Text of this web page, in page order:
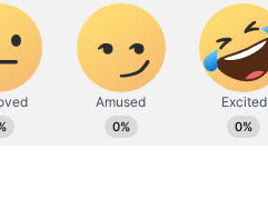
రైతుల సంక్షేమం